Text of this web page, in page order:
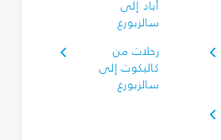
أباد إلى
سالزبورغ
رحلات من
كاليكوت إلى
سالزبورغ